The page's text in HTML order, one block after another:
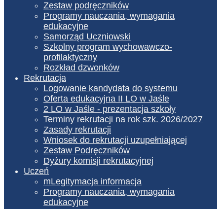
Zestaw podręczników
Programy nauczania, wymagania
edukacyjne
Samorząd Uczniowski
Szkolny program wychowawczo-
profilaktyczny
Rozkład dzwonków
Rekrutacja
Logowanie kandydata do systemu
Oferta edukacyjna II LO w Jaśle
2 LO w Jaśle - prezentacja szkoły
Terminy rekrutacji na rok szk. 2026/2027
Zasady rekrutacji
Wniosek do rekrutacji uzupełniającej
Zestaw Podręczników
Dyżury komisji rekrutacyjnej
Uczeń
mLegitymacja informacja
Programy nauczania, wymagania
edukacyjne